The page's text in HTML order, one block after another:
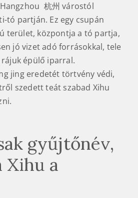
杭州 várostól
tó partján. Ez egy csupán
terület, központja a tó partja,
jó vizet adó forrásokkal, tele
épülő iparral.
jing eredetét törtvény védi,
szedett teát szabad Xihu
gyűjtőnév,
Xihu a